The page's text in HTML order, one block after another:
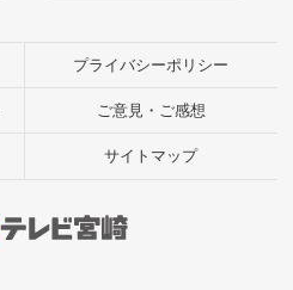
プライバシーポリシー
ご意見・ご感想
サイトマップ